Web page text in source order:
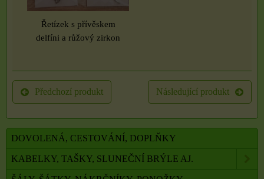
Řetízek s přívěskem
delfíni a růžový zirkon
Předchozí produkt Následující produkt
DOVOLENÁ, CESTOVÁNÍ, DOPLŇKY
KABELKY, TAŠKY, SLUNEČNÍ BRÝLE AJ.